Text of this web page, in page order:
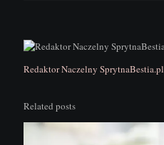
Redaktor Naczelny SprytnaBestia.pl
Related posts